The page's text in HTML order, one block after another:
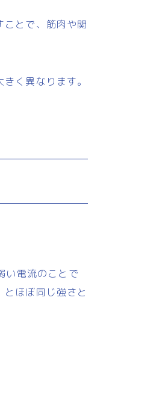
とで、筋肉や関
く異なります。
い電流のことで
ほぼ同じ強さと